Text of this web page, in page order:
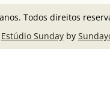
Todos direitos
Estúdio Sundayby